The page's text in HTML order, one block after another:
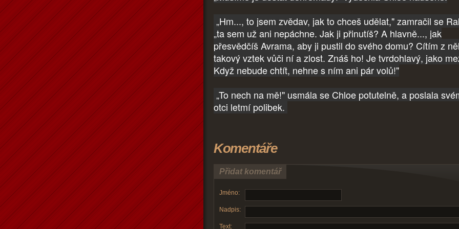
„Hm..., to jsem zvědav, jak to chceš udělat," zamračil se
„ta sem už ani nepáchne. Jak ji přinutíš? A hlavně..., jak
přesvědčíš Avrama, aby ji pustil do svého domu? Cítím z
takový vztek vůči ní a zlost. Znáš ho! Je tvrdohlavý, jako
Když nebude chtít, nehne s ním ani pár volů!"
„To nech na mě!" usmála se Chloe potutelně, a poslala
otci letmí polibek.
Komentáře
Přidat komentář
Jméno:
Nadpis:
Text: